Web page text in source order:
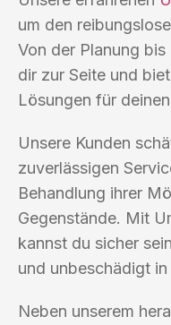
um den
Von der Planung
dir zur Seite und
Lösungen für
Unsere Kunden
zuverlässigen
Behandlung ihrer
Gegenstände. Mit
kannst du sicher
und unbeschädigt
Neben unserem